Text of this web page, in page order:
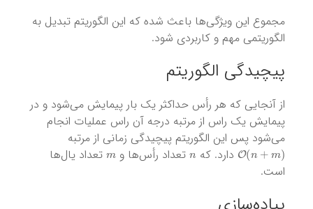
مجموع این ویژگی‌ها باعث شده که این الگوریتم تبدیل به
الگوریتمی مهم و کاربردی شود.
پیچیدگی‌ الگوریتم
از آنجایی که هر رأس حداکثر یک بار پیمایش می‌شود و در
پیمایش یک راس از مرتبه درجه آن راس عملیات انجام
می‌شود پس این الگوریتم پیچیدگی زمانی از مرتبه
O(n+m) دارد. که nتعداد رأس‌ها و mتعداد یال‌ها
است.